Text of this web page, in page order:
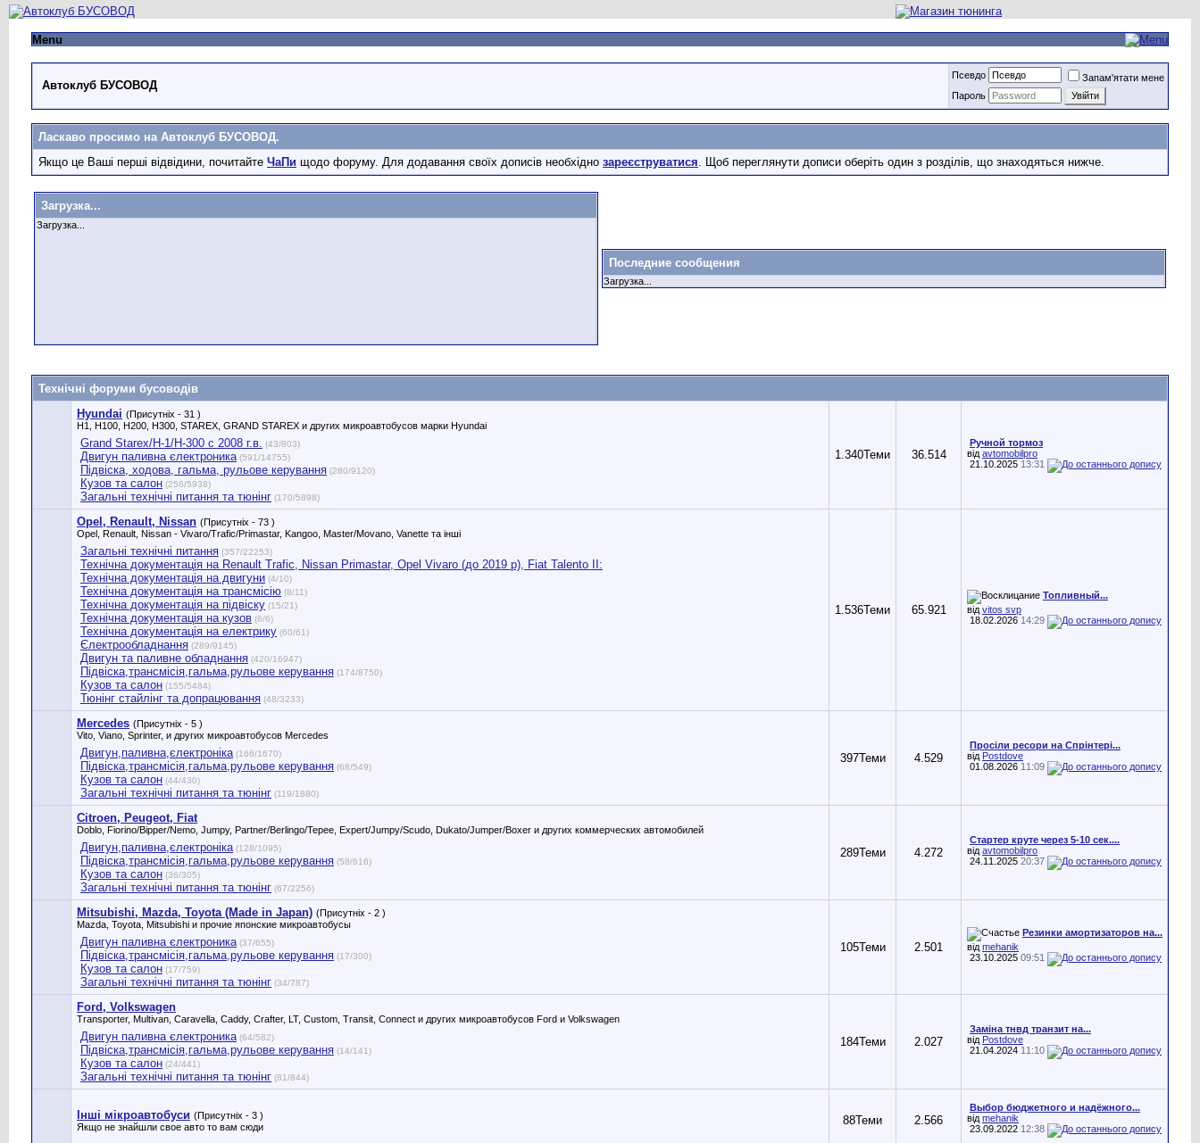
Menu
Автоклуб БУСОВОД
Псевдо
Запам'ятати мене
Пароль
Ласкаво просимо на Автоклуб БУСОВОД.
Якщо це Ваші перші відвідини, почитайте ЧаПи щодо форуму. Для додавання своїх дописів необхідно зареєструватися . Щоб переглянути дописи оберіть один з розділів, що знаходяться нижче.
Загрузка...
Загрузка...
Последние сообщения
Загрузка...
Технічні форуми бусоводів
Hyundai (Присутніх - 31 )
H1, H100, H200, H300, STAREX, GRAND STAREX и других микроавтобусов марки Hyundai
Grand Starex/H-1/H-300 с 2008 г.в. (43/803)
Двигун паливна єлектроника (591/14755)
Підвіска, ходова, гальма, рульове керування (280/9120)
Кузов та салон (256/5938)
Загальні технічні питання та тюнінг (170/5898)
1.340Теми 36.514
Ручной тормоз
від avtomobilpro
21.10.2025 13:31
Opel, Renault, Nissan (Присутніх - 73 )
Opel, Renault, Nissan - Vivaro/Trafic/Primastar, Kangoo, Master/Movano, Vanette та інші
Загальні технічні питання (357/22253)
Технічна документація на Renault Trafic, Nissan Primastar, Оpel Vivaro (до 2019 р), Fiat Talento II:
Технічна документація на двигуни (4/10)
Технічна документація на трансмісію (8/11)
Технічна документація на підвіску (15/21)
Технічна документація на кузов (6/6)
Технічна документація на електрику (60/61)
Єлектрообладнання (289/9145)
Двигун та паливне обладнання (420/16947)
Підвіска,трансмісія,гальма,рульове керування (174/8750)
Кузов та салон (155/5484)
Тюнінг стайлінг та допрацювання (48/3233)
1.536Теми 65.921
Топливный...
від vitos svp
18.02.2026 14:29
Mercedes (Присутніх - 5 )
Vito, Viano, Sprinter, и других микроавтобусов Mercedes
Двигун,паливна,єлектроніка (166/1670)
Підвіска,трансмісія,гальма,рульове керування (68/549)
Кузов та салон (44/430)
Загальні технічні питання та тюнінг (119/1880)
397Теми 4.529
Просіли ресори на Спрінтері...
від Postdove
01.08.2026 11:09
Citroen, Peugeot, Fiat
Doblo, Fiorino/Bipper/Nemo, Jumpy, Partner/Berlingo/Tepee, Expert/Jumpy/Scudo, Dukato/Jumper/Boxer и других коммерческих автомобилей
Двигун,паливна,єлектроніка (128/1095)
Підвіска,трансмісія,гальма,рульове керування (58/616)
Кузов та салон (36/305)
Загальні технічні питання та тюнінг (67/2256)
289Теми 4.272
Стартер круте через 5-10 сек....
від avtomobilpro
24.11.2025 20:37
Mitsubishi, Mazda, Toyota (Made in Japan) (Присутніх - 2 )
Mazda, Toyota, Mitsubishi и прочие японские микроавтобусы
Двигун паливна єлектроника (37/655)
Підвіска,трансмісія,гальма,рульове керування (17/300)
Кузов та салон (17/759)
Загальні технічні питання та тюнінг (34/787)
105Теми 2.501
Резинки амортизаторов на...
від mehanik
23.10.2025 09:51
Ford, Volkswagen
Transporter, Multivan, Caravella, Caddy, Crafter, LT, Custom, Transit, Connect и других микроавтобусов Ford и Volkswagen
Двигун паливна єлектроника (64/582)
Підвіска,трансмісія,гальма,рульове керування (14/141)
Кузов та салон (24/441)
Загальні технічні питання та тюнінг (81/844)
184Теми 2.027
Заміна тнвд транзит на...
від Postdove
21.04.2024 11:10
Інші мікроавтобуси (Присутніх - 3 )
Якщо не знайшли свое авто то вам сюди
88Теми 2.566
Выбор бюджетного и надёжного...
від mehanik
23.09.2022 12:38